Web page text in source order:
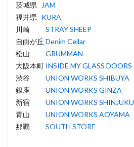
茨城県
JAM
福井県 KURA
川崎 STRAY SHEEP
自由が丘 Denim Cellar
松山 GRUMMAN
大阪本町 INSIDE MY GLASS DOORS
渋谷 UNION WORKS SHIBUYA
銀座 UNION WORKS GINZA
新宿 UNION WORKS SHINJUKU
青山 UNION WORKS AOYAMA
那覇 SOUTH STORE